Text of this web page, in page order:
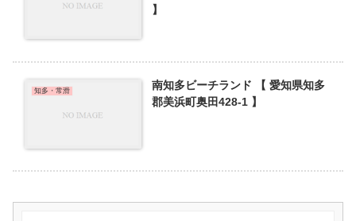
】
知多・常滑
南知多ビーチランド 【 愛知県知多
郡美浜町奥田428-1 】